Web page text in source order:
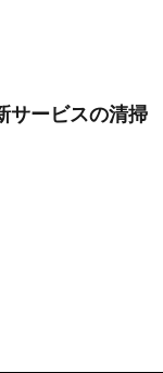
サービスの清掃